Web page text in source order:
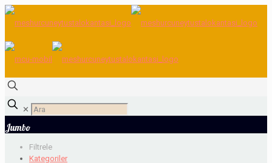
✕
Jumbo
Filtrele
Kategoriler